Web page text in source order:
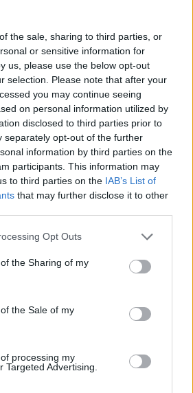
the sale, sharing to third parties, or
or sensitive information for
us, please use the below opt-out
selection. Please note that after your
you may continue seeing
on personal information utilized by
disclosed to third parties prior to
separately opt-out of the further
information by third parties on the
participants. This information may
to third parties on the IAB’s List of
that may further disclose it to other
app uses one or more Google
or usage behaviour. You may click to
to Google and its third-party tags to
specified purposes in below Google
Opt Outs
the Sharing of my
the Sale of my
processing my
Targeted Advertising.